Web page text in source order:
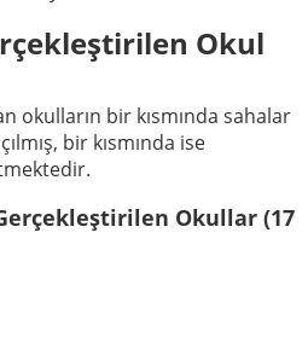
Okul
okulların bir kısmında sahalar
bir kısmında ise
Gerçekleştirilen Okullar (17